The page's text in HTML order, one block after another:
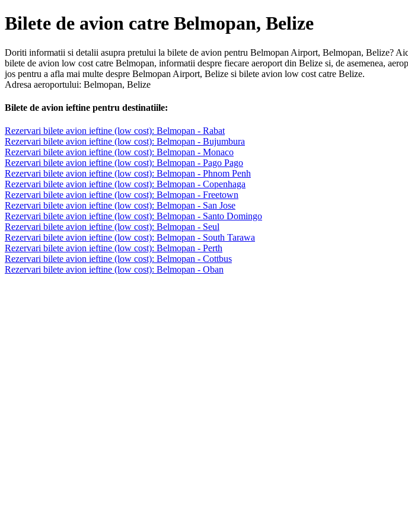
Bilete de avion catre Belmopan, Belize
Doriti informatii si detalii asupra pretului la bilete de avion pentru Belmopan Airport, Belmopan, Belize?
bilete de avion low cost catre Belmopan, informatii despre fiecare aeroport din Belize si, de asemenea,
jos pentru a afla mai multe despre Belmopan Airport, Belize si bilete avion low cost catre Belize.
Adresa aeroportului: Belmopan, Belize
Bilete de avion ieftine pentru destinatiile:
Rezervari bilete avion ieftine (low cost): Belmopan - Rabat
Rezervari bilete avion ieftine (low cost): Belmopan - Bujumbura
Rezervari bilete avion ieftine (low cost): Belmopan - Monaco
Rezervari bilete avion ieftine (low cost): Belmopan - Pago Pago
Rezervari bilete avion ieftine (low cost): Belmopan - Phnom Penh
Rezervari bilete avion ieftine (low cost): Belmopan - Copenhaga
Rezervari bilete avion ieftine (low cost): Belmopan - Freetown
Rezervari bilete avion ieftine (low cost): Belmopan - San Jose
Rezervari bilete avion ieftine (low cost): Belmopan - Santo Domingo
Rezervari bilete avion ieftine (low cost): Belmopan - Seul
Rezervari bilete avion ieftine (low cost): Belmopan - South Tarawa
Rezervari bilete avion ieftine (low cost): Belmopan - Perth
Rezervari bilete avion ieftine (low cost): Belmopan - Cottbus
Rezervari bilete avion ieftine (low cost): Belmopan - Oban